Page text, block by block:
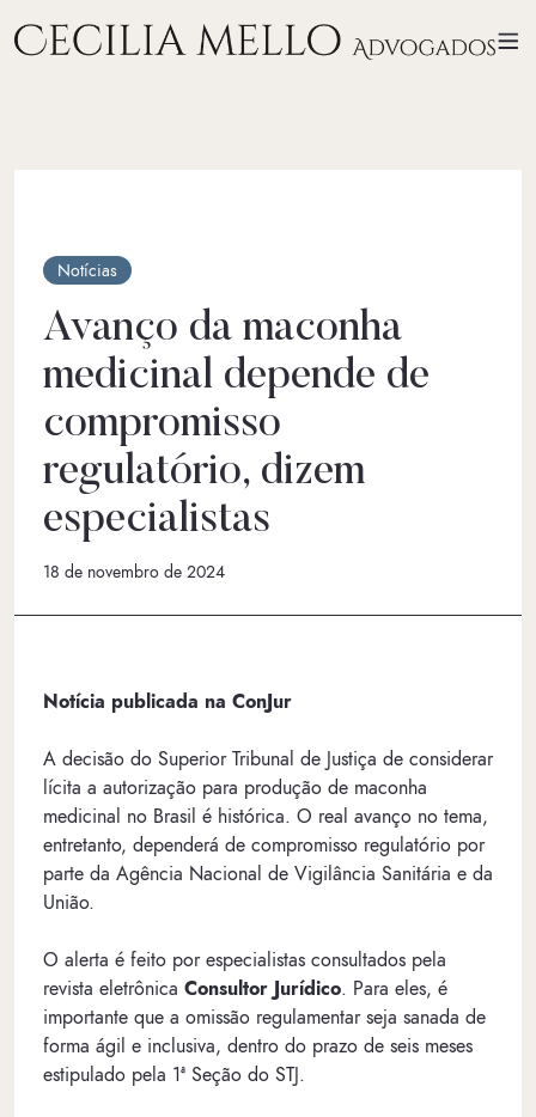
Notícias
Avanço da maconha
medicinal depende de
compromisso
regulatório, dizem
especialistas
18 de novembro de 2024
Notícia publicada na ConJur
A decisão do Superior Tribunal de Justiça de considerar
lícita a autorização para produção de maconha
medicinal no Brasil é histórica. O real avanço no tema,
entretanto, dependerá de compromisso regulatório por
parte da Agência Nacional de Vigilância Sanitária e da
União.
O alerta é feito por especialistas consultados pela
revista eletrônica Consultor Jurídico. Para eles, é
importante que a omissão regulamentar seja sanada de
forma ágil e inclusiva, dentro do prazo de seis meses
estipulado pela 1ª Seção do STJ.